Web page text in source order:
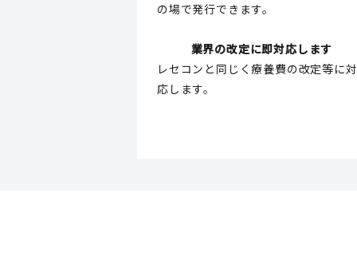
の場で発行できます。
業界の改定に即対応します
レセコンと同じく療養費の改定等に対
応します。